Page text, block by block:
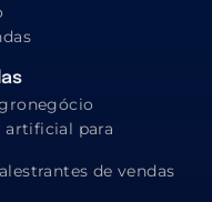
artificial para
de vendas